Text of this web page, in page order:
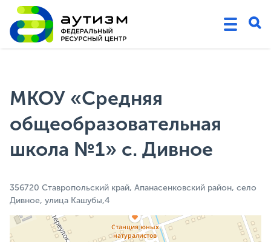
МКОУ «Средняя
общеобразовательная
школа №1» с. Дивное
356720 Ставропольский край, Апанасенковский район, село
Дивное, улица Кашубы,4